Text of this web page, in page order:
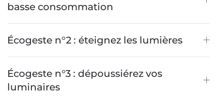
basse consommation
Écogeste n°2 : éteignez les lumières
Écogeste n°3 : dépoussiérez vos
luminaires